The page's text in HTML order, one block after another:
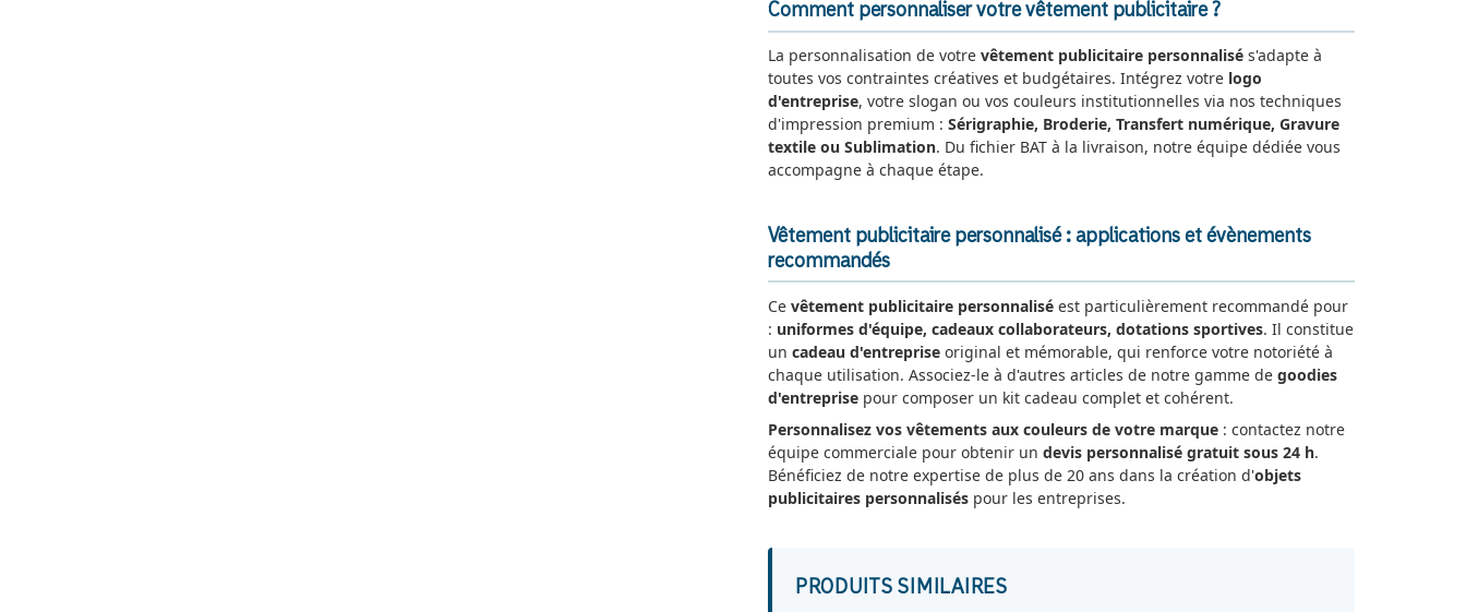
Comment personnaliser votre vêtement publicitaire ?
La personnalisation de votre vêtement publicitaire personnalisé s'adapte à
toutes vos contraintes créatives et budgétaires. Intégrez votre logo
d'entreprise, votre slogan ou vos couleurs institutionnelles via nos techniques
d'impression premium : Sérigraphie, Broderie, Transfert numérique, Gravure
textile ou Sublimation. Du fichier BAT à la livraison, notre équipe dédiée vous
accompagne à chaque étape.
Vêtement publicitaire personnalisé : applications et évènements
recommandés
Ce vêtement publicitaire personnalisé est particulièrement recommandé pour
: uniformes d'équipe, cadeaux collaborateurs, dotations sportives. Il constitue
un cadeau d'entreprise original et mémorable, qui renforce votre notoriété à
chaque utilisation. Associez-le à d'autres articles de notre gamme de goodies
d'entreprise pour composer un kit cadeau complet et cohérent.
Personnalisez vos vêtements aux couleurs de votre marque : contactez notre
équipe commerciale pour obtenir un devis personnalisé gratuit sous 24 h.
Bénéficiez de notre expertise de plus de 20 ans dans la création d'objets
publicitaires personnalisés pour les entreprises.
PRODUITS SIMILAIRES